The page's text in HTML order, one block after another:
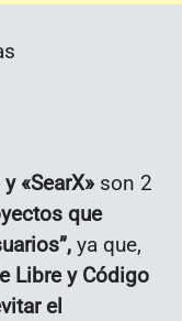
«SearX» son 2
que
”, ya que,
Libre y Código
el